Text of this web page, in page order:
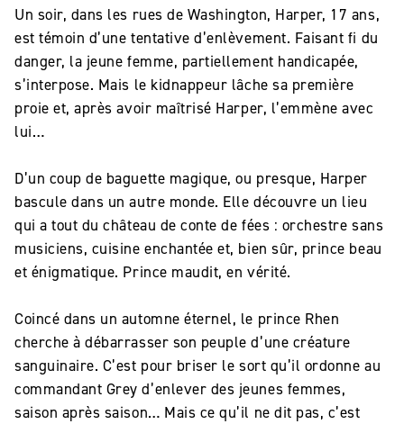
Un soir, dans les rues de Washington, Harper, 17 ans,
est témoin d’une tentative d’enlèvement. Faisant fi du
danger, la jeune femme, partiellement handicapée,
s’interpose. Mais le kidnappeur lâche sa première
proie et, après avoir maîtrisé Harper, l’emmène avec
lui…
D’un coup de baguette magique, ou presque, Harper
bascule dans un autre monde. Elle découvre un lieu
qui a tout du château de conte de fées : orchestre sans
musiciens, cuisine enchantée et, bien sûr, prince beau
et énigmatique. Prince maudit, en vérité.
Coincé dans un automne éternel, le prince Rhen
cherche à débarrasser son peuple d’une créature
sanguinaire. C’est pour briser le sort qu’il ordonne au
commandant Grey d’enlever des jeunes femmes,
saison après saison… Mais ce qu’il ne dit pas, c’est